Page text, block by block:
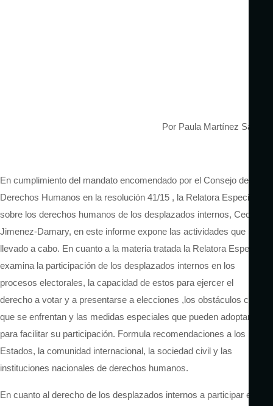
Por Paula Martínez Salas
En cumplimiento del mandato encomendado por el Consejo de
Derechos Humanos en la resolución 41/15 , la Relatora Especial
sobre los derechos humanos de los desplazados internos, Cecilia
Jimenez-Damary, en este informe expone las actividades que ha
llevado a cabo. En cuanto a la materia tratada la Relatora Especial
examina la participación de los desplazados internos en los
procesos electorales, la capacidad de estos para ejercer el
derecho a votar y a presentarse a elecciones ,los obstáculos con
que se enfrentan y las medidas especiales que pueden adoptarse
para facilitar su participación. Formula recomendaciones a los
Estados, la comunidad internacional, la sociedad civil y las
instituciones nacionales de derechos humanos.
En cuanto al derecho de los desplazados internos a participar en